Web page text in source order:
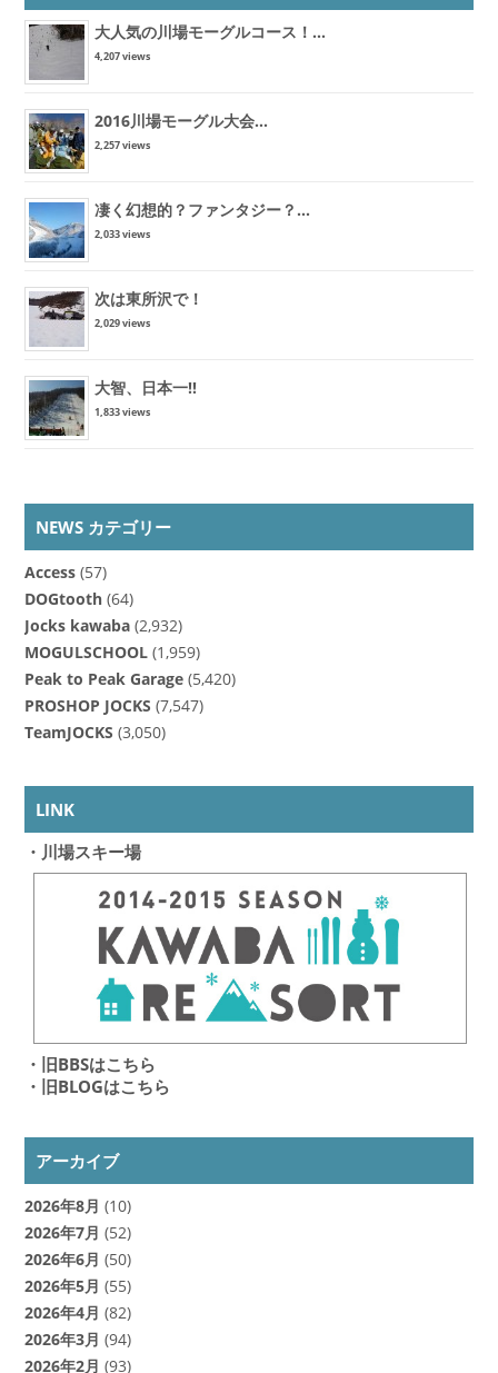
大人気の川場モーグルコース！...
4,207 views
2016川場モーグル大会...
2,257 views
凄く幻想的？ファンタジー？...
2,033 views
次は東所沢で！
2,029 views
大智、日本一!!
1,833 views
NEWS カテゴリー
Access(57)
DOGtooth(64)
Jocks kawaba(2,932)
MOGULSCHOOL(1,959)
Peak to Peak Garage(5,420)
PROSHOP JOCKS (7,547)
TeamJOCKS (3,050)
LINK
・川場スキー場
・旧BBSはこちら
・旧BLOGはこちら
アーカイブ
2026年8月 (10)
2026年7月 (52)
2026年6月 (50)
2026年5月 (55)
2026年4月 (82)
2026年3月 (94)
2026年2月 (93)